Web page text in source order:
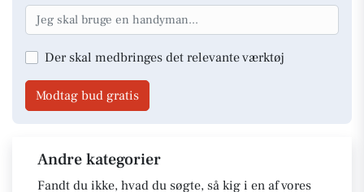
Der skal medbringes det relevante værktøj
Modtag bud gratis
Andre kategorier
Fandt du ikke, hvad du søgte, så kig i en af vores